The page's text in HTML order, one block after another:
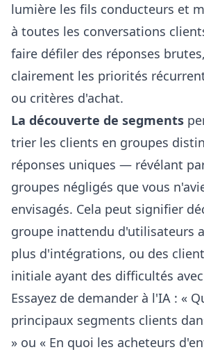
lumière les fils conducteurs et
à toutes les conversations
faire défiler des réponses
clairement les priorités
ou critères d'achat.
La découverte de segments
trier les clients en groupes
réponses uniques — révélant
groupes négligés que vous
envisagés. Cela peut signifier
groupe inattendu d'utilisateurs
plus d'intégrations, ou des
initiale ayant des difficultés
Essayez de demander à l'IA : «
principaux segments clients
» ou « En quoi les acheteurs